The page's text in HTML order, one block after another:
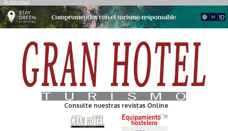
Publicidad
Consulte nuestras revistas Online